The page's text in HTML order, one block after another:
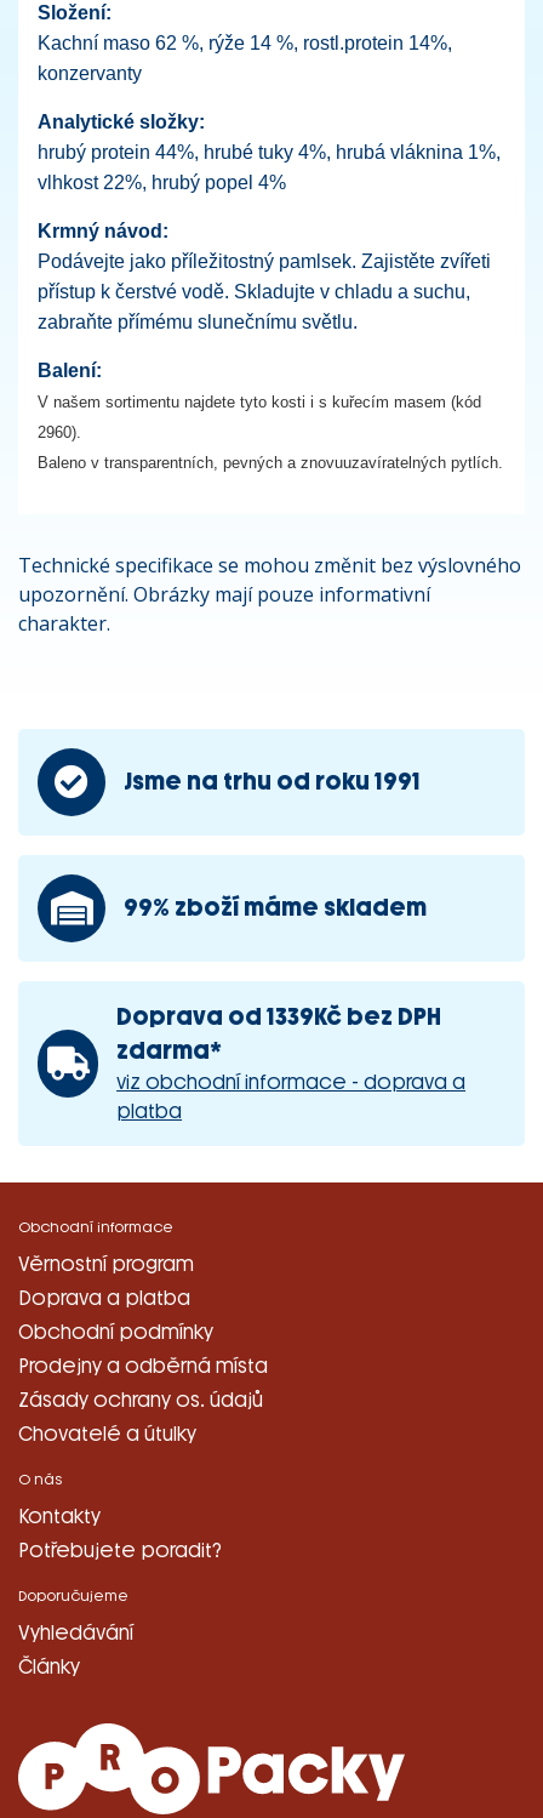
Složení:
Kachní maso 62 %, rýže 14 %, rostl.protein 14%,
konzervanty
Analytické složky:
hrubý protein 44%, hrubé tuky 4%, hrubá vláknina 1%,
vlhkost 22%, hrubý popel 4%
Krmný návod:
Podávejte jako příležitostný pamlsek. Zajistěte zvířeti
přístup k čerstvé vodě. Skladujte v chladu a suchu,
zabraňte přímému slunečnímu světlu.
Balení:
V našem sortimentu najdete tyto kosti i s kuřecím masem (kód
2960).
Baleno v transparentních, pevných a znovuuzavíratelných pytlích.
Technické specifikace se mohou změnit bez výslovného
upozornění. Obrázky mají pouze informativní
charakter.
Jsme na trhu od roku 1991
99% zboží máme skladem
Doprava od 1339Kč bez DPH
zdarma*
viz obchodní informace - doprava a
platba
Obchodní informace
Věrnostní program
Doprava a platba
Obchodní podmínky
Prodejny a odběrná místa
Zásady ochrany os. údajů
Chovatelé a útulky
O nás
Kontakty
Potřebujete poradit?
Doporučujeme
Vyhledávání
Články